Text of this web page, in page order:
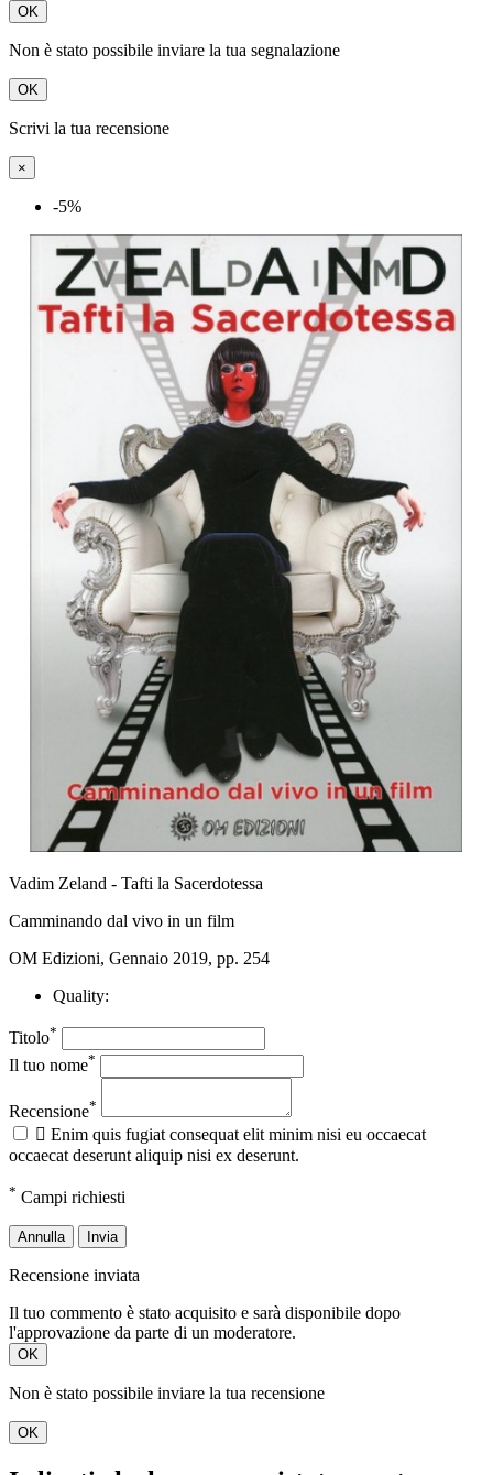
OK
Non è stato possibile inviare la tua segnalazione
OK
Scrivi la tua recensione
×
-5%
Vadim Zeland - Tafti la Sacerdotessa
Camminando dal vivo in un film
OM Edizioni, Gennaio 2019, pp. 254
Quality:
Titolo*
Il tuo nome*
Recensione*
 Enim quis fugiat consequat elit minim nisi eu occaecat
occaecat deserunt aliquip nisi ex deserunt.
* Campi richiesti
Annulla Invia
Recensione inviata
Il tuo commento è stato acquisito e sarà disponibile dopo
l'approvazione da parte di un moderatore.
OK
Non è stato possibile inviare la tua recensione
OK